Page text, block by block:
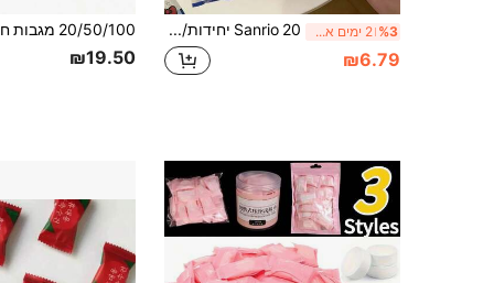
%3 2 ימים אחרונים Sanrio 20 יחידות/מאג'ים מגבות פנים דחוסות חד-פעמיות, מגבונים רטובים ניידים לטיולים מבד לא ארוג, בד ניקיון דחוס חד-פעמי של קיטי, נשלח בסגנון אקראי, מגבונים רטובים לטיולים וארנק, צבע סוכרייה ריבועי, מתאים לטיולים, מלון, קמפינג, חופשה, טיפוח עור, סלון, חדר שינה, עיטור חדר רחצה, ציוד טיולים, חתונה, מסיבה, יום הולדת ואירועים אחרים, ניתן לתת כמתנה להורים וחברים, ניתן להשתמש גם לעיטור חדר רחצה.
₪6.79
₪19.50